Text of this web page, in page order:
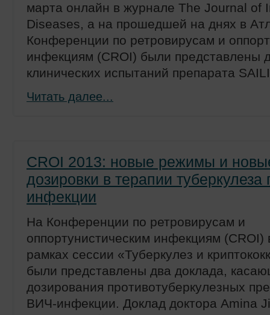
марта онлайн в журнале The Journal of
Diseases, а на прошедшей на днях в
Конференции по ретровирусам и
инфекциям (CROI) были представлены
клинических испытаний препарата
Читать далее...
CROI 2013: новые режимы и
дозировки в терапии
инфекции
На Конференции по ретровирусам и
оппортунистическим инфекциям (CROI)
рамках сессии «Туберкулез и
были представлены два доклада,
дозирования противотуберкулезных
ВИЧ-инфекции. Доклад доктора Amina